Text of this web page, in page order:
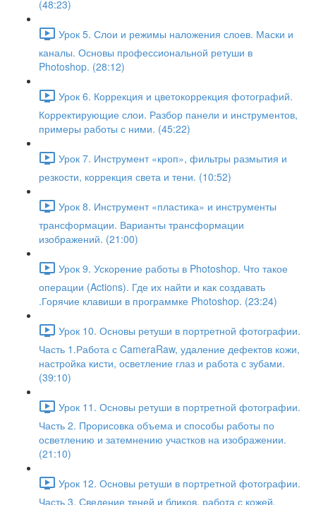
(48:23)
Урок 5. Слои и режимы наложения слоев. Маски и
каналы. Основы профессиональной ретуши в
Photoshop. (28:12)
Урок 6. Коррекция и цветокоррекция фотографий.
Корректирующие слои. Разбор панели и инструментов,
примеры работы с ними. (45:22)
Урок 7. Инструмент «кроп», фильтры размытия и
резкости, коррекция света и тени. (10:52)
Урок 8. Инструмент «пластика» и инструменты
трансформации. Варианты трансформации
изображений. (21:00)
Урок 9. Ускорение работы в Photoshop. Что такое
операции (Actions). Где их найти и как создавать
.Горячие клавиши в программке Photoshop. (23:24)
Урок 10. Основы ретуши в портретной фотографии.
Часть 1.Работа с CameraRaw, удаление дефектов кожи,
настройка кисти, осветление глаз и работа с зубами.
(39:10)
Урок 11. Основы ретуши в портретной фотографии.
Часть 2. Прорисовка объема и способы работы по
осветлению и затемнению участков на изображении.
(21:10)
Урок 12. Основы ретуши в портретной фотографии.
Часть 3. Сведение теней и бликов, работа с кожей,